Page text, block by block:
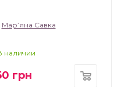
Мар’яна Савка
наличии
грн